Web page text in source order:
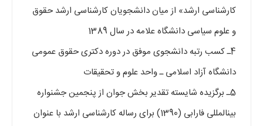
کارشناسی ارشد» از میان دانشجویان کارشناسی ارشد حقوق
و علوم سیاسی دانشگاه علامه در سال 1389
4ـ کسب رتبه دانشجوی موفق در دوره‏ دکتری حقوق عمومی
دانشگاه آزاد اسلامی ـ واحد علوم و تحقیقات
5ـ برگزیده شایسته تقدیر بخش جوان از پنجمین جشنواره
بین‏المللی فارابی (1390) برای رساله کارشناسی ارشد با عنوان